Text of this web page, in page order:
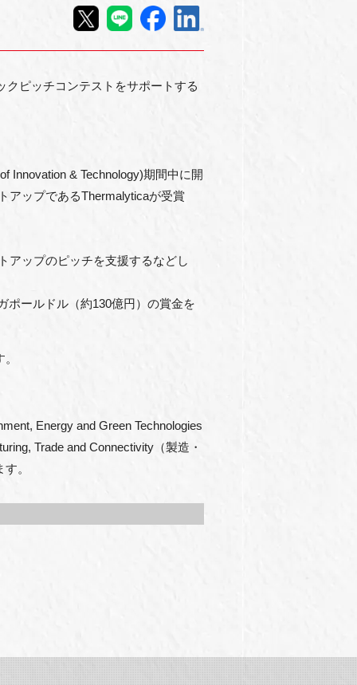
ピッチコンテストをサポートする
Innovation & Technology)期間中に開
アップであるThermalyticaが受賞
アップのピッチを支援するなどし
ポールドル（約130億円）の賞金を
Energy and Green Technologies
Trade and Connectivity（製造・
。